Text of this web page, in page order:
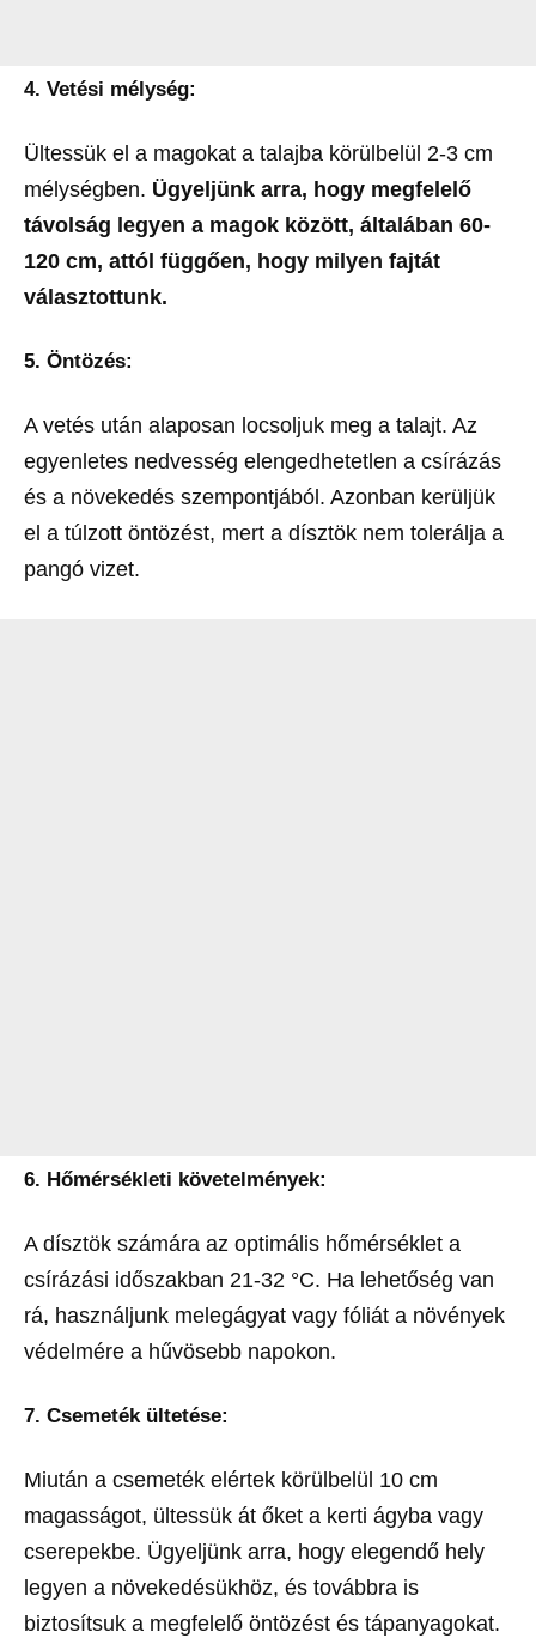
4. Vetési mélység:
Ültessük el a magokat a talajba körülbelül 2-3 cm
mélységben. Ügyeljünk arra, hogy megfelelő
távolság legyen a magok között, általában 60-
120 cm, attól függően, hogy milyen fajtát
választottunk.
5. Öntözés:
A vetés után alaposan locsoljuk meg a talajt. Az
egyenletes nedvesség elengedhetetlen a csírázás
és a növekedés szempontjából. Azonban kerüljük
el a túlzott öntözést, mert a dísztök nem tolerálja a
pangó vizet.
6. Hőmérsékleti követelmények:
A dísztök számára az optimális hőmérséklet a
csírázási időszakban 21-32 °C. Ha lehetőség van
rá, használjunk melegágyat vagy fóliát a növények
védelmére a hűvösebb napokon.
7. Csemeték ültetése:
Miután a csemeték elértek körülbelül 10 cm
magasságot, ültessük át őket a kerti ágyba vagy
cserepekbe. Ügyeljünk arra, hogy elegendő hely
legyen a növekedésükhöz, és továbbra is
biztosítsuk a megfelelő öntözést és tápanyagokat.